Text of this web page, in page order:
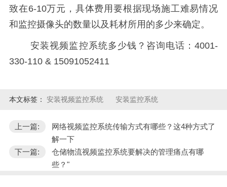
致在6-10万元，具体费用要根据现场施工难易情况
和监控摄像头的数量以及耗材所用的多少来确定。
安装视频监控系统多少钱？咨询电话：4001-
330-110 & 15091052411
本文标签： 安装视频监控系统 安装监控系统
上一篇:
网络视频监控系统传输方式有哪些？这4种方式了
解一下
下一篇:
仓储物流视频监控系统要解决的管理痛点有哪
些？"